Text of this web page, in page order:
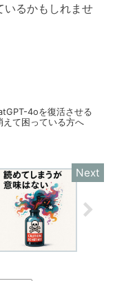
いるかもしれませ
4oを復活させる
て困っている方へ